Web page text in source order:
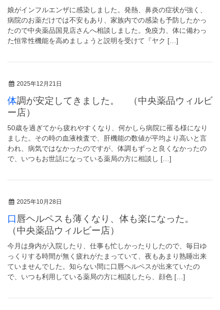
娘がインフルエンザに感染しました。発熱、鼻炎の症状が強く、
病院のお薬だけでは不安もあり、家族内での感染も予防したかっ
たので中央薬品国見店さんへ相談しました。免疫力、体に備わっ
た恒常性機能を高めましょうと説明を受けて『ヤク […]
2025年12月21日
体調が安定してきました。 （中央薬品ウィルビ
ー店）
50歳を過ぎてから疲れやすくなり、何かしら病院に罹る様になり
ました。その時の血液検査で、肝機能の数値が平均より高いと言
われ、病気ではなかったのですが、体調もずっと良くなかったの
で、いつもお世話になっている薬局の方に相談し […]
2025年10月28日
口唇ヘルペスも薄くなり、体も楽になった。
（中央薬品ウィルビー店）
今月は身内が入院したり、仕事も忙しかったりしたので、毎日ゆ
っくりする時間が無く疲れがたまっていて、夜もあまり熟睡出来
ていませんでした。知らない間に口唇ヘルペスが出来ていたの
で、いつも利用している薬局の方に相談したら、顔色 […]